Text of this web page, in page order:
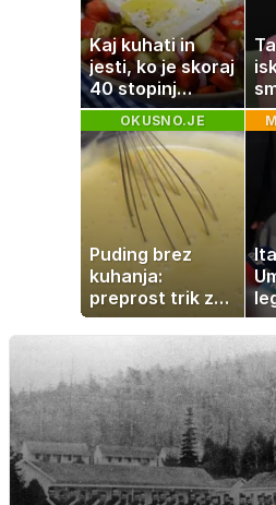
Kaj kuhati in
jesti, ko je skoraj
40 stopinj
Celzija: 5 kosil
brez prižiganja
pečice
OKUSNO.JE
Puding brez
kuhanja:
preprost trik za
pripravo v le
nekaj minutah